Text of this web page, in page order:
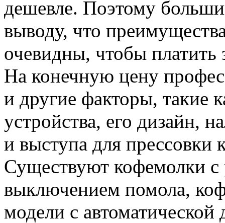
дешевле. Поэтому
выводу, что
очевидны, чтобы платить
На конечную цену
и другие факторы, такие
устройства, его дизайн,
и выступа для прессовки
Существуют кофемолки
выключением помола,
модели с автоматической